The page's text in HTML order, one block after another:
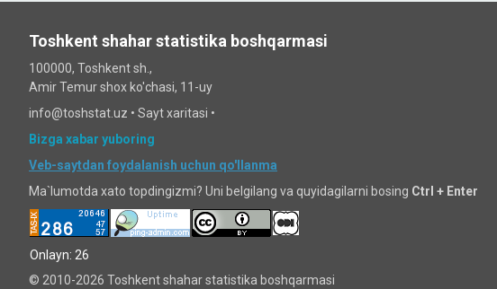
Toshkent shahar statistika boshqarmasi
100000, Toshkent sh.,
Amir Temur shox ko'chasi, 11-uy
info@toshstat.uz • Sayt xaritasi •
Bizga xabar yuboring
Veb-saytdan foydalanish uchun qo'llanma
Ma`lumotda xato topdingizmi? Uni belgilang va quyidagilarni bosing Ctrl + Enter
Onlayn: 26
© 2010-2026 Toshkent shahar statistika boshqarmasi